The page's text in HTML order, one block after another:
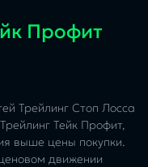
Профит
Трейлинг Стоп Лосса
Тейк Профит,
выше цены покупки.
движении